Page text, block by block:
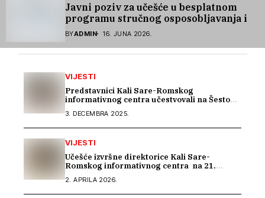
Javni poziv za učešće u besplatnom
programu stručnog osposobljavanja i
podrške pri zapošljavanju
BYADMIN 16. JUNA 2026.
VIJESTI
Predstavnici Kali Sare-Romskog
informativnog centra učestvovali na Šestom
3. DECEMBRA 2025.
VIJESTI
Učešće izvršne direktorice Kali Sare-
Romskog informativnog centra na 21.
OCD
2. APRILA 2026.